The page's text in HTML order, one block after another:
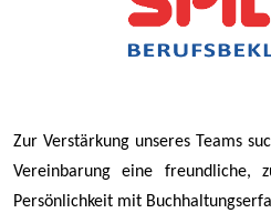
Zur Verstärkung unseres Teams
Vereinbarung eine freundliche,
Persönlichkeit mit